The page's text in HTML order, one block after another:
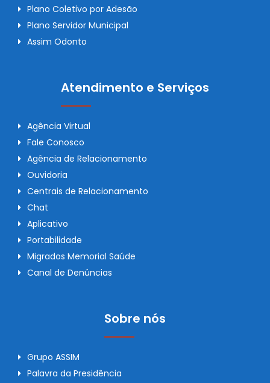
Plano Coletivo por Adesão
Plano Servidor Municipal
Assim Odonto
Atendimento e Serviços
Agência Virtual
Fale Conosco
Agência de Relacionamento
Ouvidoria
Centrais de Relacionamento
Chat
Aplicativo
Portabilidade
Migrados Memorial Saúde
Canal de Denúncias
Sobre nós
Grupo ASSIM
Palavra da Presidência